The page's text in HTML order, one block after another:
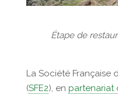
Étape de
La Société Française
(SFE2), en partenariat